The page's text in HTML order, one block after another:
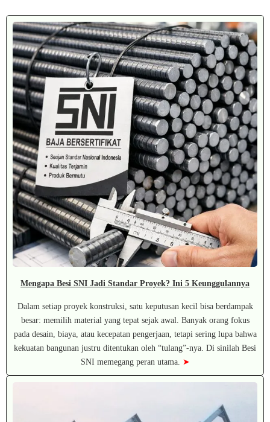
Mengapa Besi SNI Jadi Standar Proyek? Ini 5 Keunggulannya
Dalam setiap proyek konstruksi, satu keputusan kecil bisa berdampak
besar: memilih material yang tepat sejak awal. Banyak orang fokus
pada desain, biaya, atau kecepatan pengerjaan, tetapi sering lupa bahwa
kekuatan bangunan justru ditentukan oleh “tulang”-nya. Di sinilah Besi
SNI memegang peran utama. ➤